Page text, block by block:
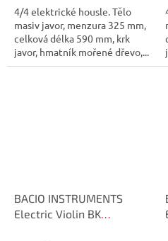
4/4 elektrické housle. Tělo
masiv javor, menzura 325 mm,
celková délka 590 mm, krk
javor, hmatník mořené dřevo,...
BACIO INSTRUMENTS
Electric Violin BK